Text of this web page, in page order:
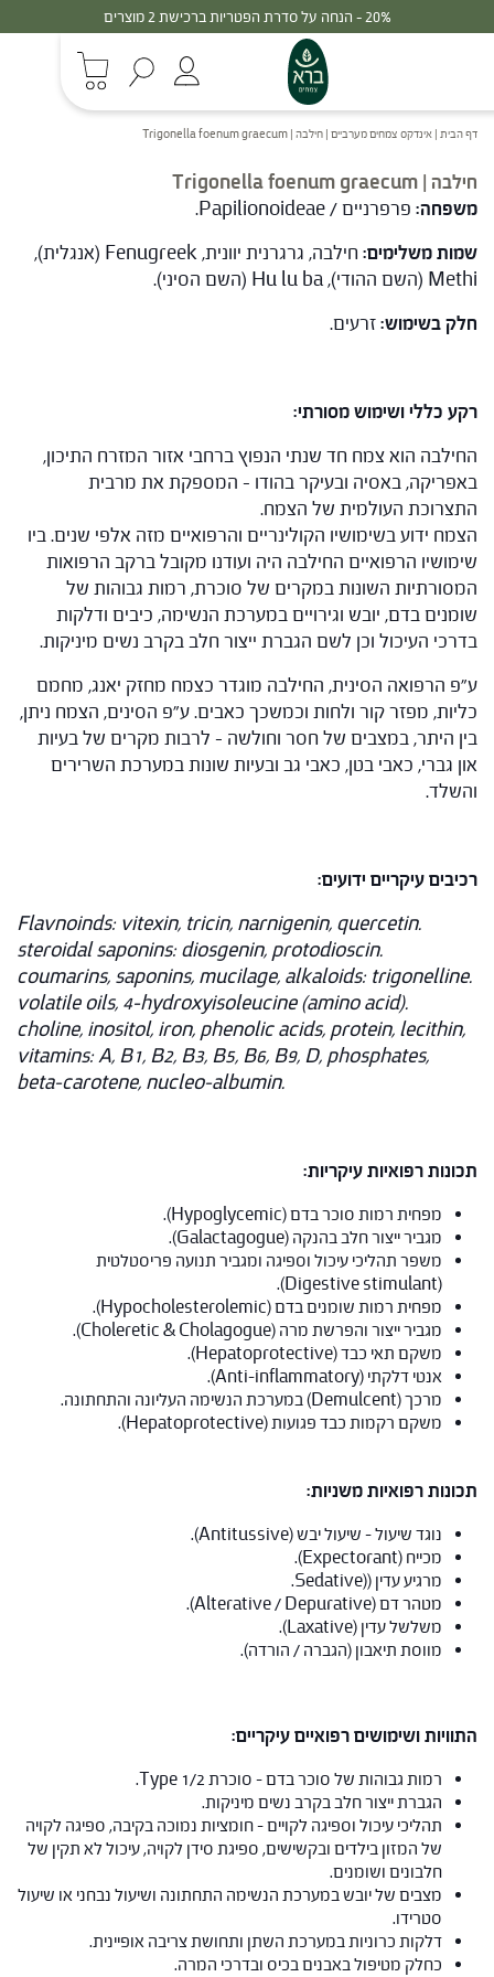
דף הבית | אינדקס צמחים מערביים | חילבה | Trigonella foenum graecum
חילבה | Trigonella foenum graecum
משפחה: פרפרניים / Papilionoideae.
שמות משלימים:
חילבה, גרגרנית יוונית, Fenugreek (אנגלית),
Methi (השם ההודי), Hu lu ba (השם הסיני).
חלק בשימוש:זרעים.
רקע כללי ושימוש מסורתי:
החילבה הוא צמח חד שנתי הנפוץ ברחבי אזור המזרח התיכון,
באפריקה, באסיה ובעיקר בהודו – המספקת את מרבית
התצרוכת העולמית של הצמח.
הצמח ידוע בשימושיו הקולינריים והרפואיים מזה אלפי שנים. ביו
שימושיו הרפואיים החילבה היה ועודנו מקובל ברקב הרפואות
המסורתיות השונות במקרים של סוכרת, רמות גבוהות של
שומנים בדם, יובש וגירויים במערכת הנשימה, כיבים ודלקות
בדרכי העיכול וכן לשם הגברת ייצור חלב בקרב נשים מיניקות.
ע"פ הרפואה הסינית, החילבה מוגדר כצמח מחזק יאנג, מחמם
כליות, מפזר קור ולחות וכמשכך כאבים. ע"פ הסינים, הצמח ניתן,
בין היתר, במצבים של חסר וחולשה – לרבות מקרים של בעיות
און גברי, כאבי בטן, כאבי גב ובעיות שונות במערכת השרירים
והשלד.
רכיבים עיקריים ידועים:
Flavnoinds: vitexin, tricin, narnigenin, quercetin.
steroidal saponins: diosgenin, protodioscin.
coumarins, saponins, mucilage, alkaloids: trigonelline.
volatile oils, 4-hydroxyisoleucine (amino acid).
choline, inositol, iron, phenolic acids, protein, lecithin,
vitamins: A, B1, B2, B3, B5, B6, B9, D, phosphates,
beta-carotene, nucleo-albumin.
תכונות רפואיות עיקריות:
מפחית רמות סוכר בדם (Hypoglycemic).
מגביר ייצור חלב בהנקה (Galactagogue).
משפר תהליכי עיכול וספיגה ומגביר תנועה פריסטלטית
(Digestive stimulant).
מפחית רמות שומנים בדם (Hypocholesterolemic).
מגביר ייצור והפרשת מרה (Choleretic & Cholagogue).
משקם תאי כבד (Hepatoprotective).
אנטי דלקתי (Anti-inflammatory).
מרכך (Demulcent) במערכת הנשימה העליונה והתחתונה.
משקם רקמות כבד פגועות (Hepatoprotective).
תכונות רפואיות משניות:
נוגד שיעול – שיעול יבש (Antitussive).
מכייח (Expectorant).
מרגיע עדין ((Sedative.
מטהר דם (Alterative / Depurative).
משלשל עדין (Laxative).
מווסת תיאבון (הגברה / הורדה).
התוויות ושימושים רפואיים עיקריים:
רמות גבוהות של סוכר בדם – סוכרת Type 1/2.
הגברת ייצור חלב בקרב נשים מיניקות.
תהליכי עיכול וספיגה לקויים – חומציות נמוכה בקיבה, ספיגה לקויה
של המזון בילדים ובקשישים, ספיגת סידן לקויה, עיכול לא תקין של
חלבונים ושומנים.
מצבים של יובש במערכת הנשימה התחתונה ושיעול נבחני או שיעול
סטרידו.
דלקות כרוניות במערכת השתן ותחושת צריבה אופיינית.
כחלק מטיפול באבנים בכיס ובדרכי המרה.